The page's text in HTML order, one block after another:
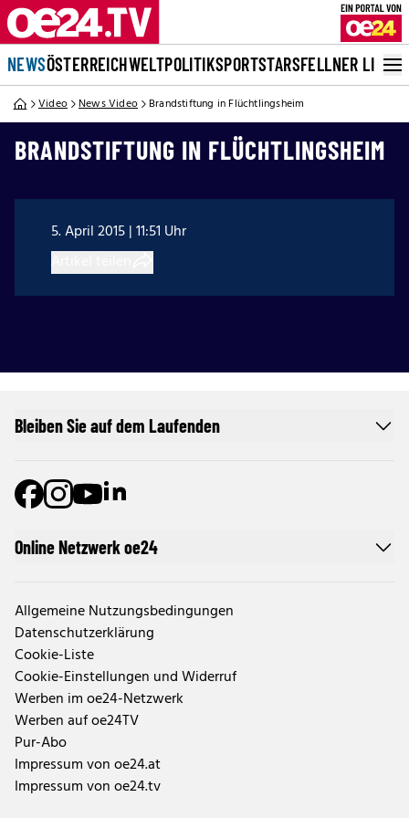
NEWSÖSTERREICHWELTPOLITIKSPORTSTARSFELLNER LIVE
Video News Video Brandstiftung in Flüchtlingsheim
BRANDSTIFTUNG IN FLÜCHTLINGSHEIM
5. April 2015 | 11:51 Uhr
Online Netzwerk oe24
Allgemeine Nutzungsbedingungen
Datenschutzerklärung
Cookie-Liste
Cookie-Einstellungen und Widerruf
Werben im oe24-Netzwerk
Werben auf oe24TV
Pur-Abo
Impressum von oe24.at
Impressum von oe24.tv
Bleiben Sie auf dem Laufenden